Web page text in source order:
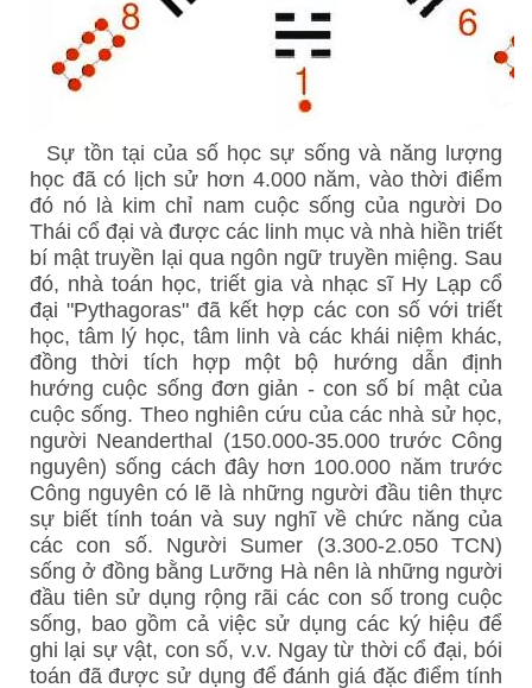
Sự tồn tại của số học sự sống và năng lượng
học đã có lịch sử hơn 4.000 năm, vào thời điểm
đó nó là kim chỉ nam cuộc sống của người Do
Thái cổ đại và được các linh mục và nhà hiền triết
bí mật truyền lại qua ngôn ngữ truyền miệng. Sau
đó, nhà toán học, triết gia và nhạc sĩ Hy Lạp cổ
đại "Pythagoras" đã kết hợp các con số với triết
học, tâm lý học, tâm linh và các khái niệm khác,
đồng thời tích hợp một bộ hướng dẫn định
hướng cuộc sống đơn giản - con số bí mật của
cuộc sống. Theo nghiên cứu của các nhà sử học,
người Neanderthal (150.000-35.000 trước Công
nguyên) sống cách đây hơn 100.000 năm trước
Công nguyên có lẽ là những người đầu tiên thực
sự biết tính toán và suy nghĩ về chức năng của
các con số. Người Sumer (3.300-2.050 TCN)
sống ở đồng bằng Lưỡng Hà nên là những người
đầu tiên sử dụng rộng rãi các con số trong cuộc
sống, bao gồm cả việc sử dụng các ký hiệu để
ghi lại sự vật, con số, v.v. Ngay từ thời cổ đại, bói
toán đã được sử dụng để đánh giá đặc điểm tính